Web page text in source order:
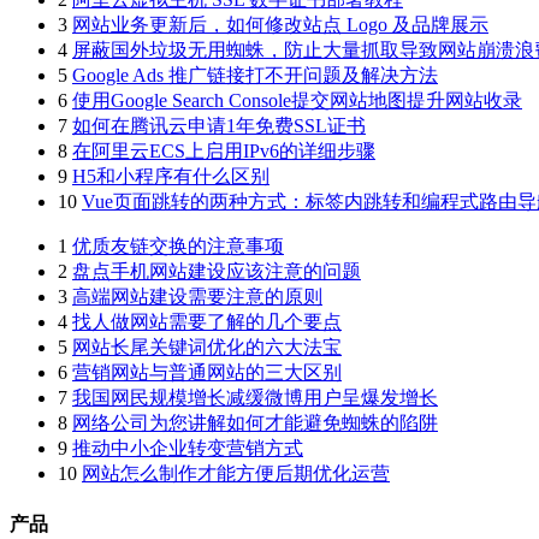
3 网站业务更新后，如何修改站点 Logo 及品牌展示
4 屏蔽国外垃圾无用蜘蛛，防止大量抓取导致网站崩溃浪
5 Google Ads 推广链接打不开问题及解决方法
6 使用Google Search Console提交网站地图提升网站收录
7 如何在腾讯云申请1年免费SSL证书
8 在阿里云ECS上启用IPv6的详细步骤
9 H5和小程序有什么区别
10 Vue页面跳转的两种方式：标签内跳转和编程式路由导
1 优质友链交换的注意事项
2 盘点手机网站建设应该注意的问题
3 高端网站建设需要注意的原则
4 找人做网站需要了解的几个要点
5 网站长尾关键词优化的六大法宝
6 营销网站与普通网站的三大区别
7 我国网民规模增长减缓微博用户呈爆发增长
8 网络公司为您讲解如何才能避免蜘蛛的陷阱
9 推动中小企业转变营销方式
10 网站怎么制作才能方便后期优化运营
产品